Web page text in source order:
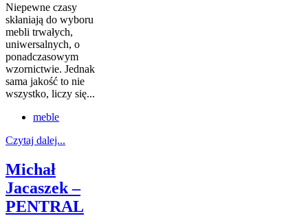
Niepewne czasy
skłaniają do wyboru
mebli trwałych,
uniwersalnych, o
ponadczasowym
wzornictwie. Jednak
sama jakość to nie
wszystko, liczy się...
meble
Czytaj dalej...
Michał
Jacaszek –
PENTRAL